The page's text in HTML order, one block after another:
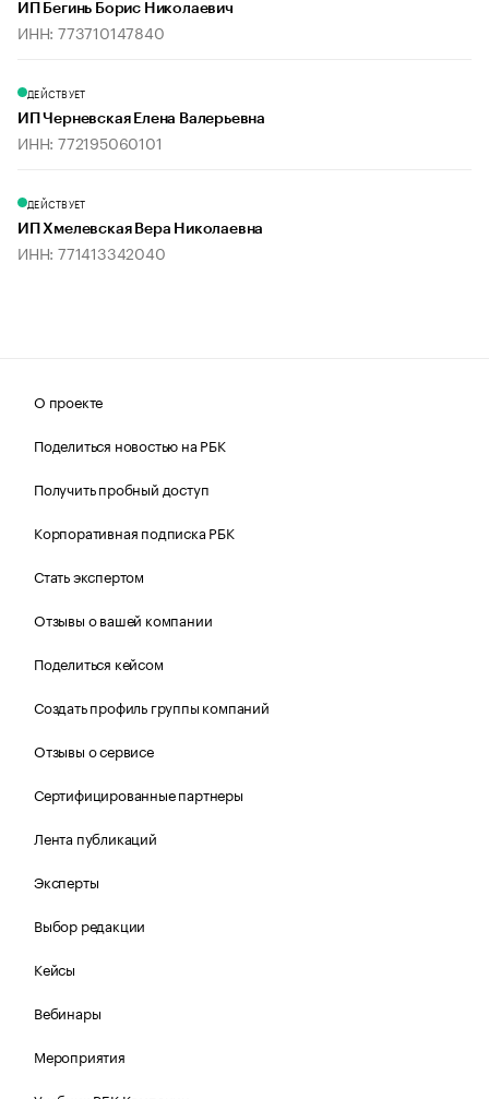
ИП Бегинь Борис Николаевич
ИНН: 773710147840
ДЕЙСТВУЕТ
ИП Черневская Елена Валерьевна
ИНН: 772195060101
ДЕЙСТВУЕТ
ИП Хмелевская Вера Николаевна
ИНН: 771413342040
О проекте
Поделиться новостью на РБК
Получить пробный доступ
Корпоративная подписка РБК
Стать экспертом
Отзывы о вашей компании
Поделиться кейсом
Создать профиль группы компаний
Отзывы о сервисе
Сертифицированные партнеры
Лента публикаций
Эксперты
Выбор редакции
Кейсы
Вебинары
Мероприятия